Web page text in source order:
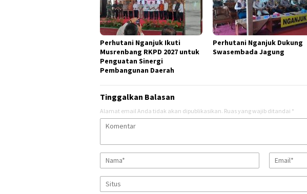
Perhutani Nganjuk Ikuti
Musrenbang RKPD 2027 untuk
Penguatan Sinergi
Pembangunan Daerah
Perhutani Nganjuk Dukung
Swasembada Jagung
Tinggalkan Balasan
Alamat email Anda tidak akan dipublikasikan. Ruas yang wajib ditandai *